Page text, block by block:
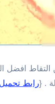
التقاط افضل
. {رابط